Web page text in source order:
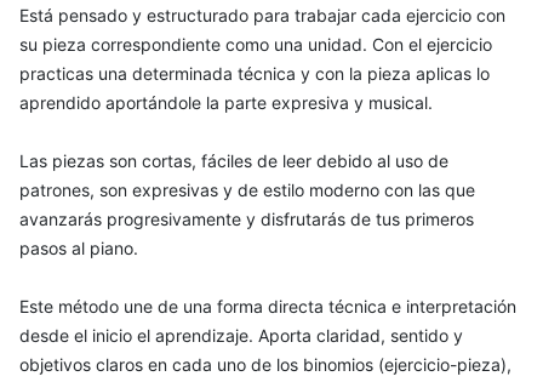
Está pensado y estructurado para trabajar cada ejercicio con
su pieza correspondiente como una unidad. Con el ejercicio
practicas una determinada técnica y con la pieza aplicas lo
aprendido aportándole la parte expresiva y musical.
Las piezas son cortas, fáciles de leer debido al uso de
patrones, son expresivas y de estilo moderno con las que
avanzarás progresivamente y disfrutarás de tus primeros
pasos al piano.
Este método une de una forma directa técnica e interpretación
desde el inicio el aprendizaje. Aporta claridad, sentido y
objetivos claros en cada uno de los binomios (ejercicio-pieza),